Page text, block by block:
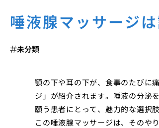
唾液腺マッサージ
未分類
顎の下や耳の下が、食事のたびに
ジ」が紹介されます。唾液の分泌
願う患者にとって、魅力的な選択
この唾液腺マッサージは、そのや